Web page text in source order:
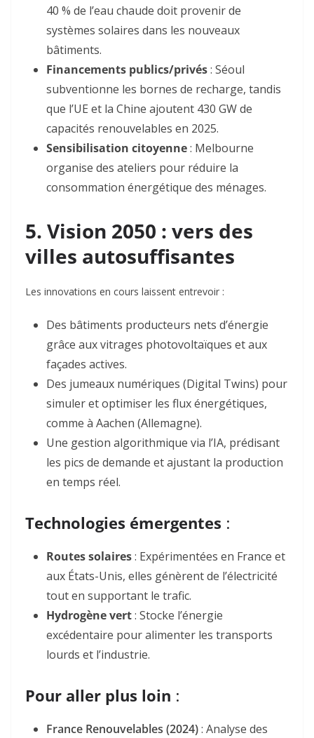
40 % de l’eau chaude doit provenir de
systèmes solaires dans les nouveaux
bâtiments.
Financements publics/privés: Séoul
subventionne les bornes de recharge, tandis
que l’UE et la Chine ajoutent 430 GW de
capacités renouvelables en 2025.
Sensibilisation citoyenne: Melbourne
organise des ateliers pour réduire la
consommation énergétique des ménages.
5. Vision 2050 : vers des
villes autosuffisantes
Les innovations en cours laissent entrevoir :
Des bâtiments producteurs nets d’énergie
grâce aux vitrages photovoltaïques et aux
façades actives.
Des jumeaux numériques (Digital Twins) pour
simuler et optimiser les flux énergétiques,
comme à Aachen (Allemagne).
Une gestion algorithmique via l’IA, prédisant
les pics de demande et ajustant la production
en temps réel.
Technologies émergentes :
Routes solaires: Expérimentées en France et
aux États-Unis, elles génèrent de l’électricité
tout en supportant le trafic.
Hydrogène vert: Stocke l’énergie
excédentaire pour alimenter les transports
lourds et l’industrie.
Pour aller plus loin :
France Renouvelables (2024): Analyse des